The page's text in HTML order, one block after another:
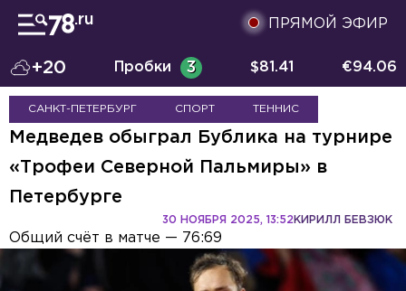
ПРЯМОЙ ЭФИР
+20 Пробки 3 $81.41 €94.06
САНКТ-ПЕТЕРБУРГ СПОРТ ТЕННИС
Медведев обыграл Бублика на турнире
«Трофеи Северной Пальмиры» в
Петербурге
КИРИЛЛ БЕВЗЮК
30 НОЯБРЯ 2025, 13:52
Общий счёт в матче — 76:69